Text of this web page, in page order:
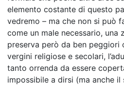
elemento costante di questo
vedremo – ma che non si può
come un male necessario, una
preserva però da ben peggiori
vergini religiose e secolari,
tanto orrenda da essere
impossibile a dirsi (ma anche il